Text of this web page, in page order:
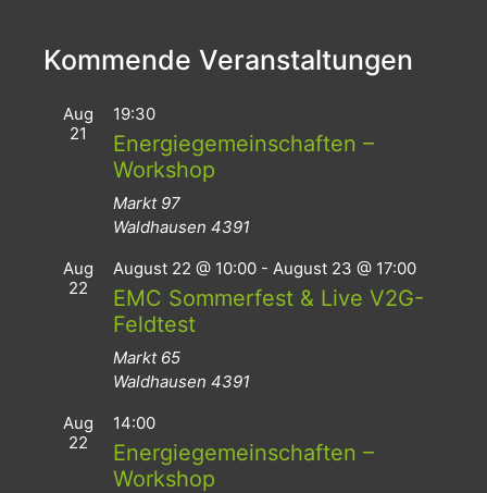
Kommende Veranstaltungen
Aug
21
19:30
Energiegemeinschaften –
Workshop
Markt 97
Waldhausen 4391
Aug
22
August 22 @ 10:00 - August 23 @ 17:00
EMC Sommerfest & Live V2G-
Feldtest
Markt 65
Waldhausen 4391
Aug
22
14:00
Energiegemeinschaften –
Workshop